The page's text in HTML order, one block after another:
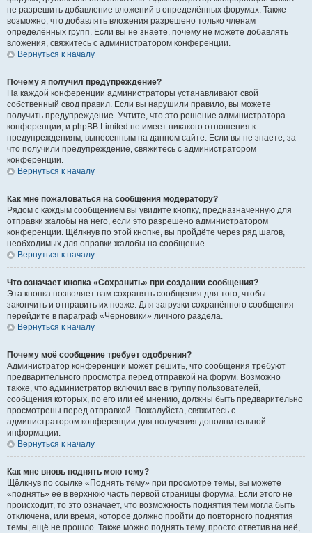
не разрешить добавление вложений в определённых форумах. Также
возможно, что добавлять вложения разрешено только членам
определённых групп. Если вы не знаете, почему не можете добавлять
вложения, свяжитесь с администратором конференции.
Вернуться к началу
Почему я получил предупреждение?
На каждой конференции администраторы устанавливают свой
собственный свод правил. Если вы нарушили правило, вы можете
получить предупреждение. Учтите, что это решение администратора
конференции, и phpBB Limited не имеет никакого отношения к
предупреждениям, вынесенным на данном сайте. Если вы не знаете, за
что получили предупреждение, свяжитесь с администратором
конференции.
Вернуться к началу
Как мне пожаловаться на сообщения модератору?
Рядом с каждым сообщением вы увидите кнопку, предназначенную для
отправки жалобы на него, если это разрешено администратором
конференции. Щёлкнув по этой кнопке, вы пройдёте через ряд шагов,
необходимых для оправки жалобы на сообщение.
Вернуться к началу
Что означает кнопка «Сохранить» при создании сообщения?
Эта кнопка позволяет вам сохранять сообщения для того, чтобы
закончить и отправить их позже. Для загрузки сохранённого сообщения
перейдите в параграф «Черновики» личного раздела.
Вернуться к началу
Почему моё сообщение требует одобрения?
Администратор конференции может решить, что сообщения требуют
предварительного просмотра перед отправкой на форум. Возможно
также, что администратор включил вас в группу пользователей,
сообщения которых, по его или её мнению, должны быть предварительно
просмотрены перед отправкой. Пожалуйста, свяжитесь с
администратором конференции для получения дополнительной
информации.
Вернуться к началу
Как мне вновь поднять мою тему?
Щёлкнув по ссылке «Поднять тему» при просмотре темы, вы можете
«поднять» её в верхнюю часть первой страницы форума. Если этого не
происходит, то это означает, что возможность поднятия тем могла быть
отключена, или время, которое должно пройти до повторного поднятия
темы, ещё не прошло. Также можно поднять тему, просто ответив на неё,